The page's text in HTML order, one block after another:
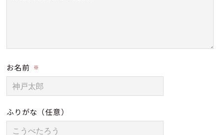
お名前 ※
ふりがな （任意）